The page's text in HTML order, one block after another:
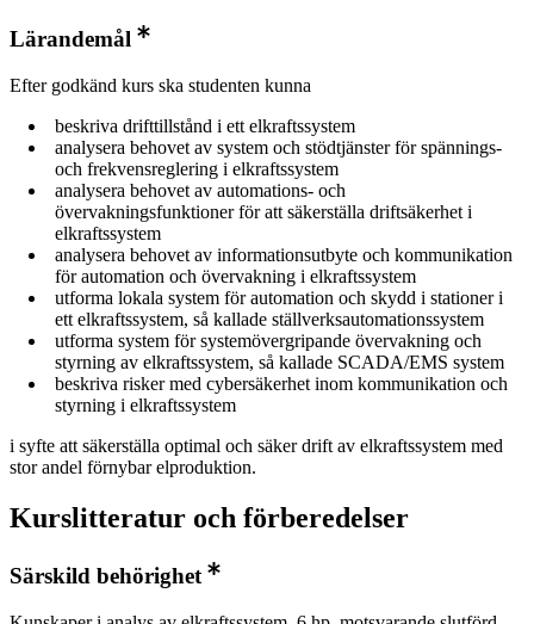
Lärandemål
Efter godkänd kurs ska studenten kunna
beskriva drifttillstånd i ett elkraftssystem
analysera behovet av system och stödtjänster för spännings-
och frekvensreglering i elkraftssystem
analysera behovet av automations- och
övervakningsfunktioner för att säkerställa driftsäkerhet i
elkraftssystem
analysera behovet av informationsutbyte och kommunikation
för automation och övervakning i elkraftssystem
utforma lokala system för automation och skydd i stationer i
ett elkraftssystem, så kallade ställverksautomationssystem
utforma system för systemövergripande övervakning och
styrning av elkraftssystem, så kallade SCADA/EMS system
beskriva risker med cybersäkerhet inom kommunikation och
styrning i elkraftssystem
i syfte att säkerställa optimal och säker drift av elkraftssystem med
stor andel förnybar elproduktion.
Kurslitteratur och förberedelser
Särskild behörighet